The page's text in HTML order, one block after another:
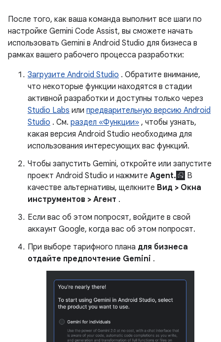
После того, как ваша команда выполнит все шаги по
настройке Gemini Code Assist, вы сможете начать
использовать Gemini в Android Studio для бизнеса в
рамках вашего рабочего процесса разработки:
Загрузите Android Studio . Обратите внимание,
что некоторые функции находятся в стадии
активной разработки и доступны только через
Studio Labs или предварительную версию Android
Studio . См. раздел «Функции» , чтобы узнать,
какая версия Android Studio необходима для
использования интересующих вас функций.
Чтобы запустить Gemini, откройте или запустите
проект Android Studio и нажмите Agent.
В
качестве альтернативы, щелкните Вид > Окна
инструментов > Агент .
Если вас об этом попросят, войдите в свой
аккаунт Google, когда вас об этом попросят.
При выборе тарифного плана для бизнеса
отдайте предпочтение Gemini .